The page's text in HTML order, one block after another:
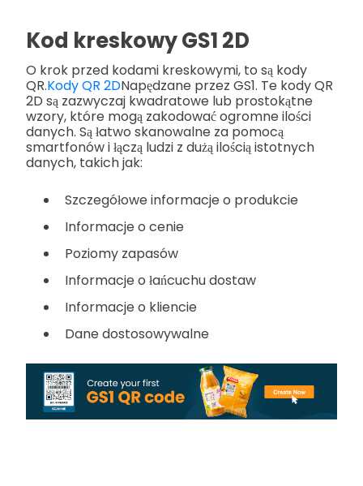
Kod kreskowy GS1 2D
O krok przed kodami kreskowymi, to są kody
QR.Kody QR 2DNapędzane przez GS1. Te kody QR
2D są zazwyczaj kwadratowe lub prostokątne
wzory, które mogą zakodować ogromne ilości
danych. Są łatwo skanowalne za pomocą
smartfonów i łączą ludzi z dużą ilością istotnych
danych, takich jak:
Szczegółowe informacje o produkcie
Informacje o cenie
Poziomy zapasów
Informacje o łańcuchu dostaw
Informacje o kliencie
Dane dostosowywalne